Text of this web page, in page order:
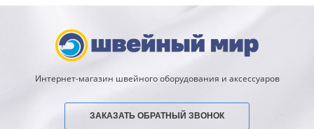
Интернет-магазин швейного оборудования и аксессуаров
ЗАКАЗАТЬ ОБРАТНЫЙ ЗВОНОК